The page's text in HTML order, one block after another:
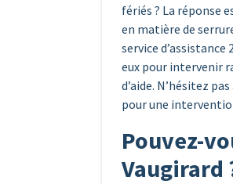
fériés ? La réponse
en matière de
service
eux pour intervenir
d’aide. N’hésitez
pour une
Pouvez-
Vaugirard